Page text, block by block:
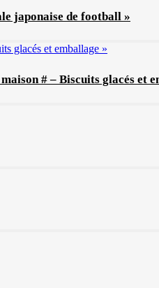
japonaise de football »
# – Biscuits glacés et